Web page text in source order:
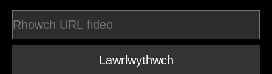
Lawrlwythwch